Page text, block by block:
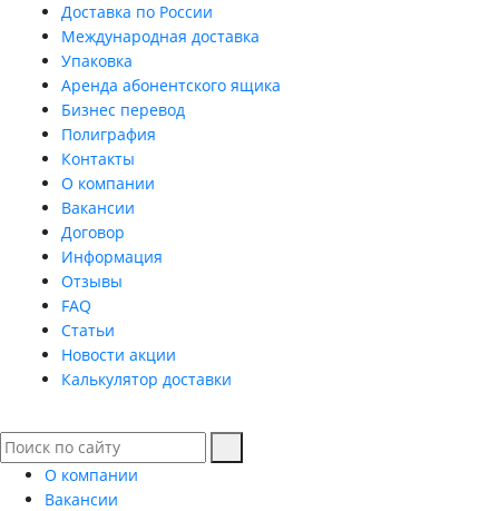
Доставка по России
Международная доставка
Упаковка
Аренда абонентского ящика
Бизнес перевод
Полиграфия
Контакты
О компании
Вакансии
Договор
Информация
Отзывы
FAQ
Статьи
Новости акции
Калькулятор доставки
О компании
Вакансии